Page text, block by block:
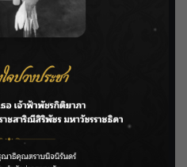
กตบชวา-ติดตั้งเครื่องสูบน้ำ
คว้ารางวัลใหญ่ Weibo
จ
24 ชม. รับมือฝนสิงหาคม